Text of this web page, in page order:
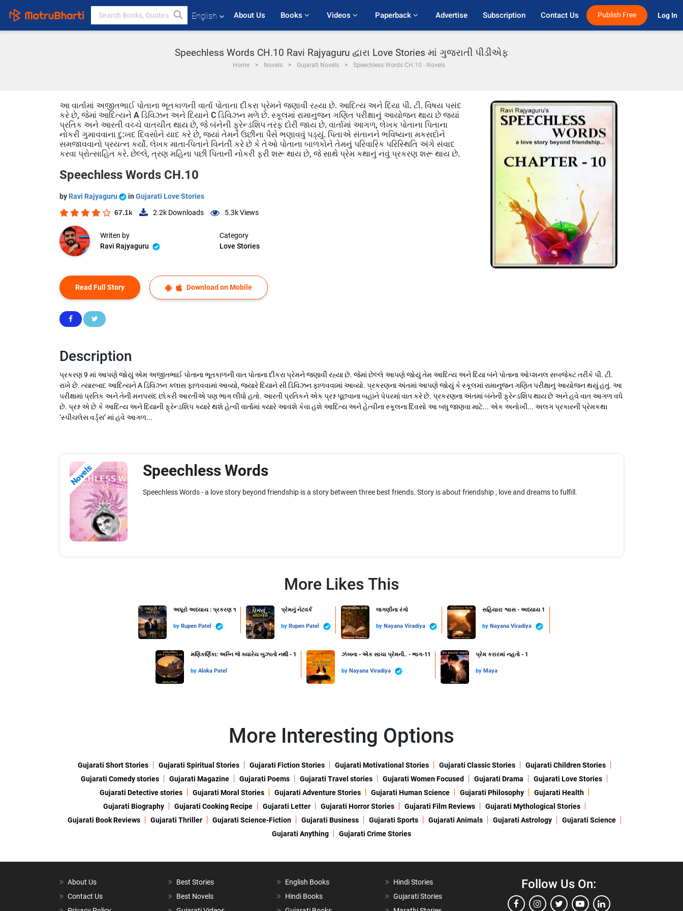
English About Us Books Videos Paperback Advertise Subscription Contact Us Publish Free Log In
Speechless Words CH.10 Ravi Rajyaguru દ્વારા Love Stories માં ગુજરાતી પીડીએફ
Home Novels Gujarati Novels Speechless Words CH.10 - Novels
આ વાર્તામાં અજીતભાઈ પોતાના ભૂતકાળની વાર્તા પોતાના દીકરા પ્રેમને જણાવી રહ્યા છે. આદિત્ય અને દિયા પી. ટી. વિષય પસંદ
કરે છે, જેમાં આદિત્યને A ડિવિઝન અને દિયાને C ડિવિઝન મળે છે. સ્કૂલમાં રામાનુજન ગણિત પરીક્ષાનું આયોજન થાય છે જ્યાં
પ્રતિક અને આરતી વચ્ચે વાતચીત થાય છે, જે બંનેની ફ્રેન્ડશિપ તરફ દોરી જાય છે. વાર્તામાં આગળ, લેખક પોતાના પિતાના
નોકરી ગુમાવવાના દુ:ખદ દિવસોને યાદ કરે છે, જ્યાં તેમને ઉછીના પૈસે ભણાવવું પડ્યું. પિતાએ સંતાનને ભવિષ્યના મકસદોને
સમજાવવાનો પ્રયત્ન કર્યો. લેખક માતા-પિતાને વિનંતી કરે છે કે તેઓ પોતાના બાળકોને તેમનું પરિવારિક પરિસ્થિતિ અંગે સંવાદ
કરવા પ્રોત્સાહિત કરે. છેલ્લે, ત્રણ મહિના પછી પિતાની નોકરી ફરી શરૂ થાય છે, જે સાથે પ્રેમ કથાનું નવું પ્રકરણ શરૂ થાય છે.
Speechless Words CH.10
by Ravi Rajyaguru in Gujarati Love Stories
67.1k 2.2k Downloads 5.3kViews
Writen by
Ravi Rajyaguru
Category
Love Stories
Read Full Story Download on Mobile
Description
પ્રકરણ 9 માં આપણે જોયું એમ અજીતભાઈ પોતાના ભૂતકાળની વાત પોતાના દીકરા પ્રેમને જણાવી રહ્યા છે. જેમાં છેલ્લે આપણે જોયું તેમ આદિત્ય અને દિયા બંને પોતાના ઓપ્શનલ સબજેક્ટ તરીકે પી. ટી.
રાખે છે. ત્યારબાદ આદિત્યને A ડિવિઝન ક્લાસ ફાળવવામાં આવ્યો, જ્યારે દિયાને સી ડિવિઝન ફાળવવામાં આવ્યો. પ્રકરણના અંતમાં આપણે જોયું કે સ્કૂલમાં રામાનુજન ગણિત પરીક્ષાનું આયોજન થયું હતું. આ
પરીક્ષામાં પ્રતિક અને તેની મનપસંદ છોકરી આરતીએ પણ ભાગ લીધો હતો. આરતી પ્રતિકને એક પ્રશ્ન પૂછવાના બહાને પેપરમાં વાત કરે છે. પ્રકરણના અંતમાં બંનેની ફ્રેન્ડશિપ થાય છે અને હવે વાત આગળ વધે
છે. પ્રશ્ન એ છે કે આદિત્ય અને દિયાની ફ્રેન્ડશિપ ક્યારે થશે હેત્વી વાર્તામાં ક્યારે આવશે કેવા હશે આદિત્ય અને હેત્વીના સ્કૂલના દિવસો આ બધુ જાણવા માટે... એક અનોખી... અલગ પ્રકારની પ્રેમકથા
‘સ્પીચલેસ વર્ડ્સ’ માં હવે આગળ...
Novels Speechless Words
Speechless Words - a love story beyond friendship is a story between three best friends. Story is about friendship , love and dreams to fulfill.
More Likes This
અધૂરો અધ્યાય : પ્રકરણ ૧
by Rupen Patel
પ્રેમનું નેટવર્ક
by Rupen Patel
લાગણીના રંગો
by Nayana Viradiya
સહિયારા શ્વાસ - અધ્યાય 1
by Nayana Viradiya
મણિકર્ણિકા: અગ્નિ જે ક્યારેય બુઝાતો નથી - 1
by Aloka Patel
ઝંખના - એક સાચા પ્રેમની.. - ભાગ-11
by Nayana Viradiya
પ્રેમ કરારમાં નહતો - 1
by Maya
More Interesting Options
Gujarati Short Stories Gujarati Spiritual Stories Gujarati Fiction Stories Gujarati Motivational Stories Gujarati Classic Stories
Gujarati Children Stories
Gujarati Comedy stories
Gujarati Magazine Gujarati Poems Gujarati Travel stories Gujarati Women Focused Gujarati Drama
Gujarati Love Stories
Gujarati Detective stories
Gujarati Moral Stories Gujarati Adventure Stories Gujarati Human Science Gujarati Philosophy
Gujarati Health
Gujarati Biography
Gujarati Cooking Recipe Gujarati Letter Gujarati Horror Stories Gujarati Film Reviews
Gujarati Mythological Stories
Gujarati Book Reviews
Gujarati Thriller Gujarati Science-Fiction Gujarati Business Gujarati Sports Gujarati Animals Gujarati Astrology
Gujarati Science
Gujarati Anything
Gujarati Crime Stories
About Us
Contact Us
Best Stories
Best Novels
English Books
Hindi Books
Hindi Stories
Gujarati Stories
Follow Us On: